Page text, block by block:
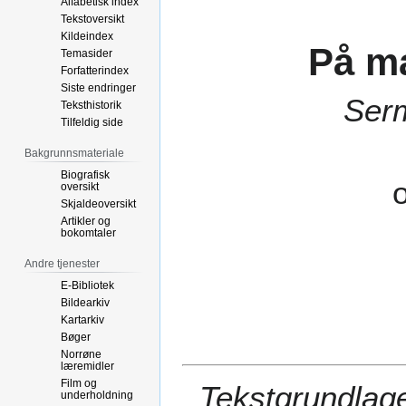
På
Tekstoversikt
Kildeindex
Temasider
Forfatterindex
Siste endringer
Teksthistorik
Tilfeldig side
Bakgrunnsmateriale
Biografisk
oversikt
Skjaldeoversikt
Artikler og
bokomtaler
Andre tjenester
E-Bibliotek
Bildearkiv
Kartarkiv
Bøger
Norrøne
læremidler
Film og
underholdning